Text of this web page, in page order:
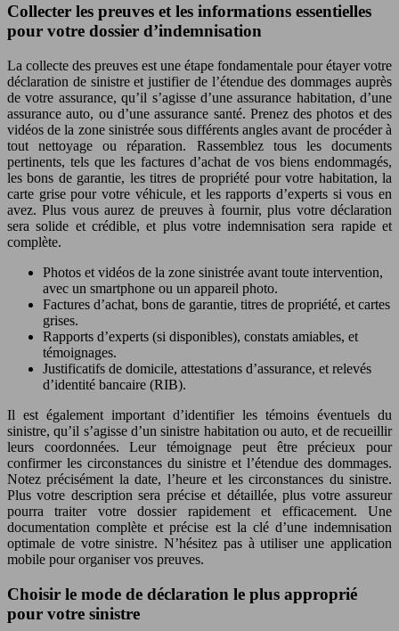
Collecter les preuves et les informations essentielles
pour votre dossier d’indemnisation
La collecte des preuves est une étape fondamentale pour étayer votre
déclaration de sinistre et justifier de l’étendue des dommages auprès
de votre assurance, qu’il s’agisse d’une assurance habitation, d’une
assurance auto, ou d’une assurance santé. Prenez des photos et des
vidéos de la zone sinistrée sous différents angles avant de procéder à
tout nettoyage ou réparation. Rassemblez tous les documents
pertinents, tels que les factures d’achat de vos biens endommagés,
les bons de garantie, les titres de propriété pour votre habitation, la
carte grise pour votre véhicule, et les rapports d’experts si vous en
avez. Plus vous aurez de preuves à fournir, plus votre déclaration
sera solide et crédible, et plus votre indemnisation sera rapide et
complète.
Photos et vidéos de la zone sinistrée avant toute intervention,
avec un smartphone ou un appareil photo.
Factures d’achat, bons de garantie, titres de propriété, et cartes
grises.
Rapports d’experts (si disponibles), constats amiables, et
témoignages.
Justificatifs de domicile, attestations d’assurance, et relevés
d’identité bancaire (RIB).
Il est également important d’identifier les témoins éventuels du
sinistre, qu’il s’agisse d’un sinistre habitation ou auto, et de recueillir
leurs coordonnées. Leur témoignage peut être précieux pour
confirmer les circonstances du sinistre et l’étendue des dommages.
Notez précisément la date, l’heure et les circonstances du sinistre.
Plus votre description sera précise et détaillée, plus votre assureur
pourra traiter votre dossier rapidement et efficacement. Une
documentation complète et précise est la clé d’une indemnisation
optimale de votre sinistre. N’hésitez pas à utiliser une application
mobile pour organiser vos preuves.
Choisir le mode de déclaration le plus approprié
pour votre sinistre